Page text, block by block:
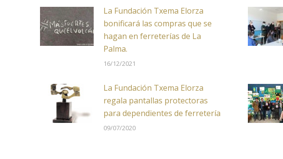
La Fundación Txema Elorza
bonificará las compras que se
hagan en ferreterías de La
Palma.
16/12/2021
La Fundación Txema Elorza
regala pantallas protectoras
para dependientes de ferretería
09/07/2020